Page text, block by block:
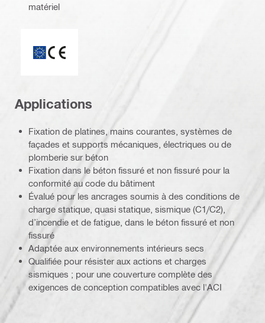
matériel
Applications
Fixation de platines, mains courantes, systèmes de
façades et supports mécaniques, électriques ou de
plomberie sur béton
Fixation dans le béton fissuré et non fissuré pour la
conformité au code du bâtiment
Évalué pour les ancrages soumis à des conditions de
charge statique, quasi statique, sismique (C1/C2),
d’incendie et de fatigue, dans le béton fissuré et non
fissuré
Adaptée aux environnements intérieurs secs
Qualifiée pour résister aux actions et charges
sismiques ; pour une couverture complète des
exigences de conception compatibles avec l'ACI